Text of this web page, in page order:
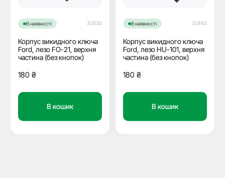
В наявності 32830
Корпус викидного ключа
Ford, лезо FO-21, верхня
частина (без кнопок)
180 ₴
В кошик
В наявності 32843
Корпус викидного ключа
Ford, лезо HU-101, верхня
частина (без кнопок)
180 ₴
В кошик